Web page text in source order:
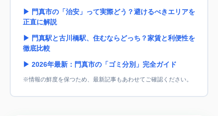
▶ 門真市の「治安」って実際どう？避けるべきエリアを
正直に解説
▶ 門真駅と古川橋駅、住むならどっち？家賃と利便性を
徹底比較
▶ 2026年最新：門真市の「ゴミ分別」完全ガイド
※情報の鮮度を保つため、最新記事もあわせてご確認ください。